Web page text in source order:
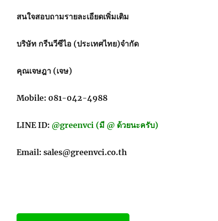
งาน
กัน
สนใจสอบถามรายละเอียดเพิ่มเติม
บริษัท กรีนวีซีไอ (ประเทศไทย)จำกัด
คุณเจษฎา (เจษ)
Mobile: 081-042-4988
LINE ID: @greenvci (มี @ ด้วยนะครับ)
Email: sales@greenvci.co.th